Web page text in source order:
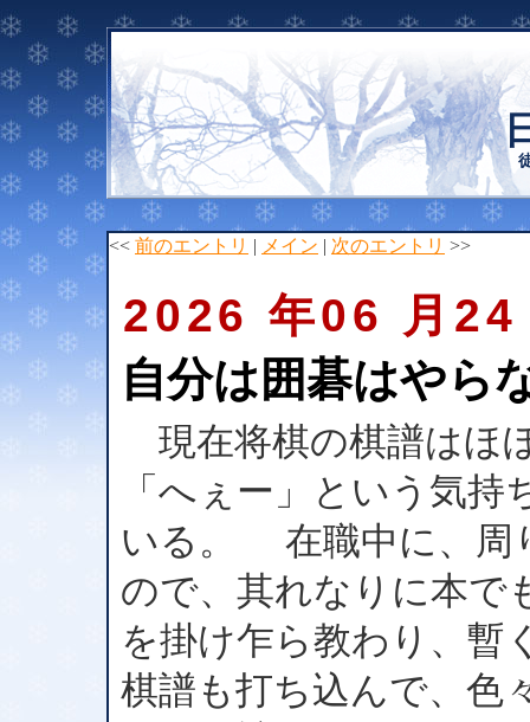
<< 前のエントリ | メイン | 次のエントリ >>
2026 年06 月24
自分は囲碁はやら
現在将棋の棋譜はほ
「へぇー」という気
いる。 在職中に、周
ので、其れなりに本で
を掛け乍ら教わり、暫
棋譜も打ち込んで、色